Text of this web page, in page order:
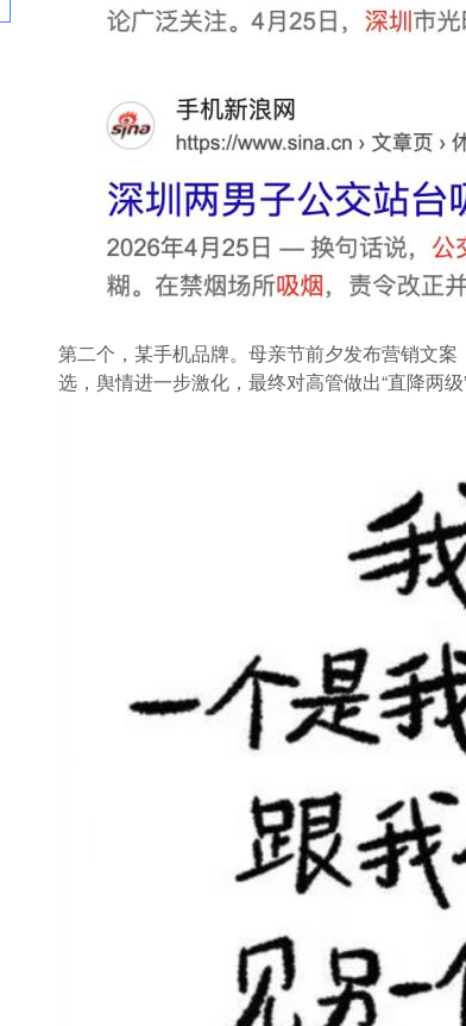
第二个，某手机品牌。母亲节前夕发布营销文案
选，舆情进一步激化，最终对高管做出“直降两级